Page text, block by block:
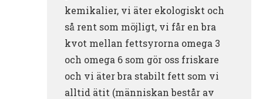
kemikalier, vi äter ekologiskt och
så rent som möjligt, vi får en bra
kvot mellan fettsyrorna omega 3
och omega 6 som gör oss friskare
och vi äter bra stabilt fett som vi
alltid ätit (människan består av